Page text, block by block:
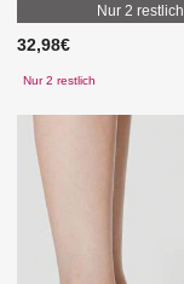
Nur 2 restlich
32,98€
Nur 2 restlich